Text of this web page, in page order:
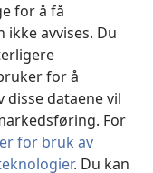
for å få
avvises. Du
for å
dataene vil
For
for bruk av
. Du kan